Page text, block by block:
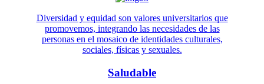
Diversidad y equidad son valores universitarios que
promovemos, integrando las necesidades de las
personas en el mosaico de identidades culturales,
sociales, físicas y sexuales.
Saludable